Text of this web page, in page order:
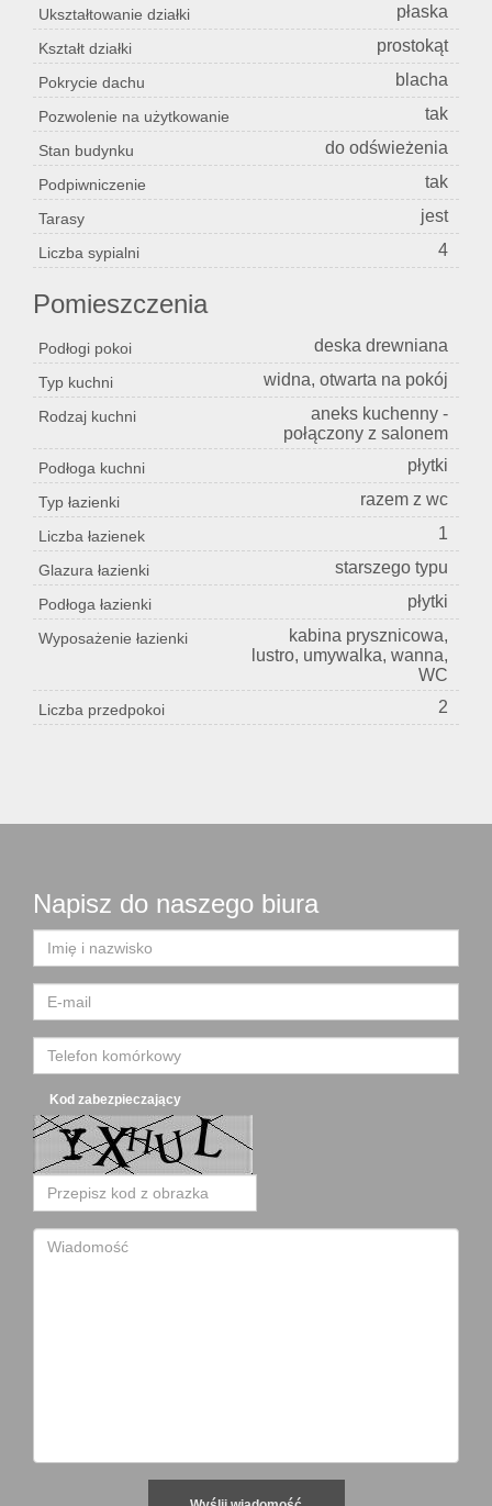
Ukształtowanie działki płaska
Kształt działki prostokąt
Pokrycie dachu blacha
Pozwolenie na użytkowanie tak
Stan budynku do odświeżenia
Podpiwniczenie tak
Tarasy jest
Liczba sypialni 4
Pomieszczenia
Podłogi pokoi deska drewniana
Typ kuchni widna, otwarta na pokój
Rodzaj kuchni
aneks kuchenny -
połączony z salonem
Podłoga kuchni płytki
Typ łazienki razem z wc
Liczba łazienek 1
Glazura łazienki starszego typu
Podłoga łazienki płytki
Wyposażenie łazienki
kabina prysznicowa,
lustro, umywalka, wanna,
WC
Liczba przedpokoi 2
Napisz do naszego biura
Kod zabezpieczający